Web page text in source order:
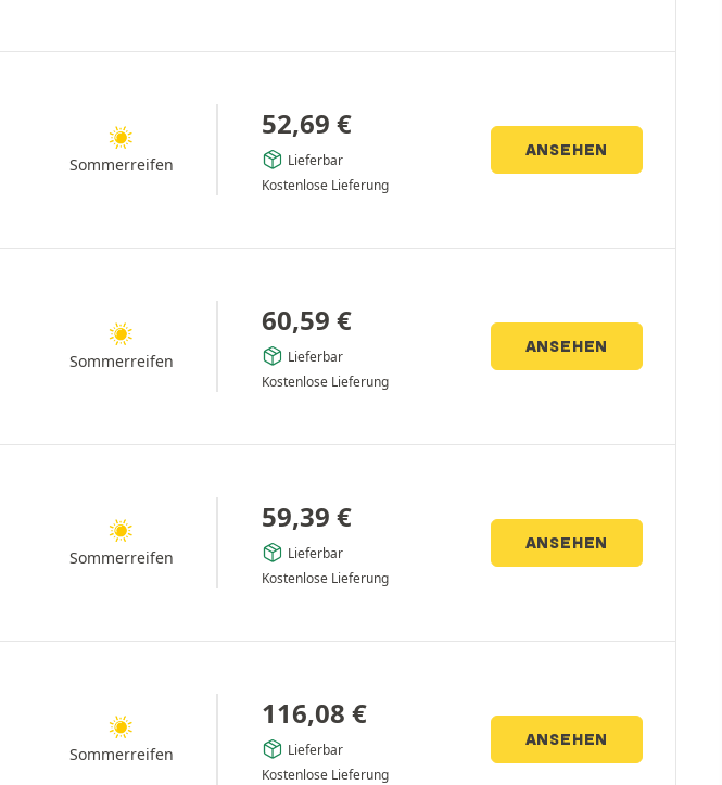
Sommerreifen
52,69 €
Lieferbar
Kostenlose Lieferung
ANSEHEN
Sommerreifen
60,59 €
Lieferbar
Kostenlose Lieferung
ANSEHEN
Sommerreifen
59,39 €
Lieferbar
Kostenlose Lieferung
ANSEHEN
Sommerreifen
116,08 €
Lieferbar
Kostenlose Lieferung
ANSEHEN